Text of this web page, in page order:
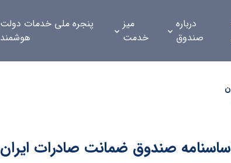
درباره
صندوق
میز
خدمت
پنجره ملی خدمات دولت
هوشمند
صندوق ضمانت صادرات ایران